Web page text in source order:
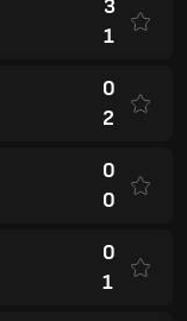
3
1
0
2
0
0
0
1